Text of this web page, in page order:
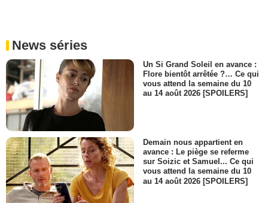
News séries
Un Si Grand Soleil en avance :
Flore bientôt arrêtée ?… Ce qui
vous attend la semaine du 10
au 14 août 2026 [SPOILERS]
Demain nous appartient en
avance : Le piège se referme
sur Soizic et Samuel... Ce qui
vous attend la semaine du 10
au 14 août 2026 [SPOILERS]